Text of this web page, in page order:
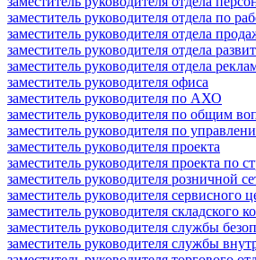
заместитель руководителя отдела по
заместитель руководителя отдела
заместитель руководителя отдела
заместитель руководителя отдела
заместитель руководителя офиса
заместитель руководителя по АХО
заместитель руководителя по общим
заместитель руководителя по
заместитель руководителя проекта
заместитель руководителя проекта по
заместитель руководителя розничной
заместитель руководителя сервисного
заместитель руководителя складского
заместитель руководителя службы
заместитель руководителя службы